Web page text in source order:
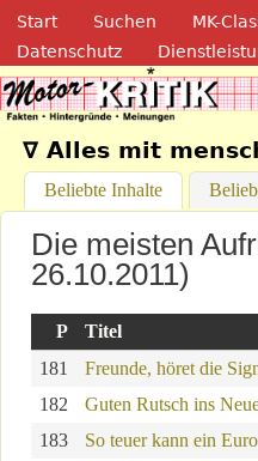
Direkt zum
Navigation
Start Suchen MK-
Datenschutz
Motor-
∇ Alles mit
Beliebte Inhalte (aktiver
Die meisten
26.10.2011)
P Titel
181
Freunde, höret die
182
Guten Rutsch ins
183
So teuer kann ein